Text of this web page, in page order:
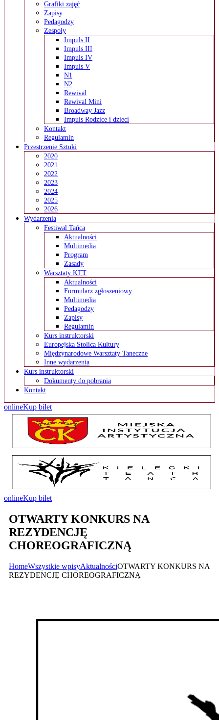
Grafiki zajęć
Zapisy
Pedagodzy
Zespoły
Impuls II
Impuls III
Impuls IV
Impuls V
N1
N2
Rewival
Rewival Mini
Broadway Jazz
Impuls Rodzice i dzieci
Kontakt
Regulamin
Przestrzenie Sztuki
2020
2021
2022
2023
2024
2025
2026
Wydarzenia
Festiwal Tańca
Aktualności
Multimedia
Program
Zasady
Warsztaty KTT
Aktualności
Formularz zgłoszeniowy
Multimedia
Pedagodzy
Zapisy
Regulamin
Kurs instruktorski
Europejska Stolica Kultury
Międzynarodowe Warsztaty Taneczne
Inne wydarzenia
Kurs instruktorski
Dokumenty do pobrania
Kontakt
onlineKup bilet
onlineKup bilet
OTWARTY KONKURS NA
REZYDENCJĘ
CHOREOGRAFICZNĄ
HomeWszystkie wpisyAktualnościOTWARTY KONKURS NA
REZYDENCJĘ CHOREOGRAFICZNĄ